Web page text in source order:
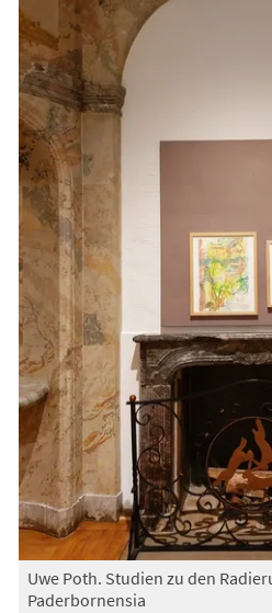
Uwe Poth. Studien zu den
Paderbornensia